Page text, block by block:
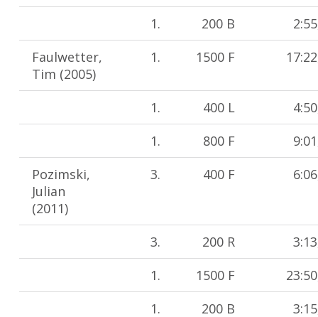
1.
200 B
Faulwetter,
Tim (2005)
1. 1500 F
1. 400 L
1.
800 F
Pozimski,
Julian
(2011)
3. 400 F
3. 200 R
1.
1500 F
1.
200 B